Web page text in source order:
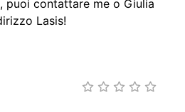
puoi contattare me o Giulia
Lasis!